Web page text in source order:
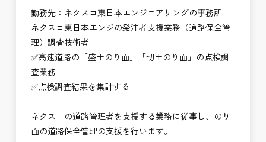
か？
⭐＝＝お祝い金100,000円＝＝⭐
※お祝い金の支給条件は、入社より3ヶ月経過され
た方が対象となります。
その他支給条件の詳細については、問い合わせくだ
さい。
ださい。
国土交通省、地方自治体
勤務先：ネクスコ東日本エンジニアリングの事務所
ネクスコ東日本エンジの発注者支援業務（道路保全管
理）調査技術者
✅高速道路の「盛土のり面」「切土のり面」の点検調
査業務
✅点検調査結果を集計する
ネクスコの道路管理者を支援する業務に従事し、のり
面の道路保全管理の支援を行います。